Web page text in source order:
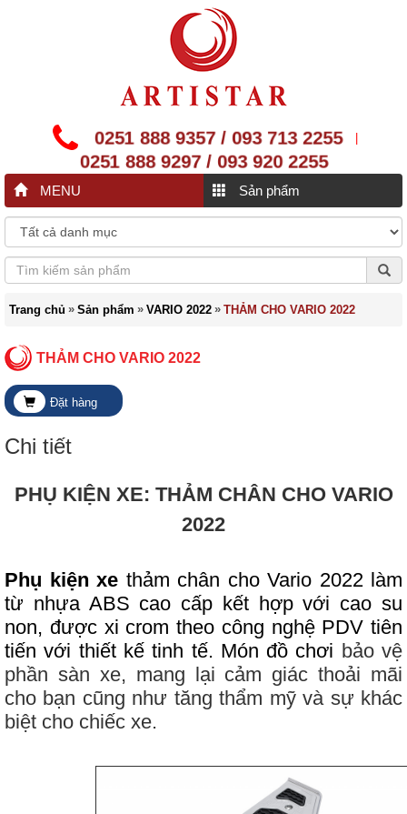
0251 888 9357 / 093 713 2255
0251 888 9297 / 093 920 2255
MENU Sản phẩm
Trang chủ » Sản phẩm » VARIO 2022 » THẢM CHO VARIO 2022
THẢM CHO VARIO 2022
Đặt hàng
Chi tiết
PHỤ KIỆN XE: THẢM CHÂN CHO VARIO
2022
Phụ kiện xe thảm chân cho Vario 2022 làm
từ nhựa ABS cao cấp kết hợp với cao su
non, được xi crom theo công nghệ PDV tiên
tiến với thiết kế tinh tế. Món đồ chơi bảo vệ
phần sàn xe, mang lại cảm giác thoải mãi
cho bạn cũng như tăng thẩm mỹ và sự khác
biệt cho chiếc xe.